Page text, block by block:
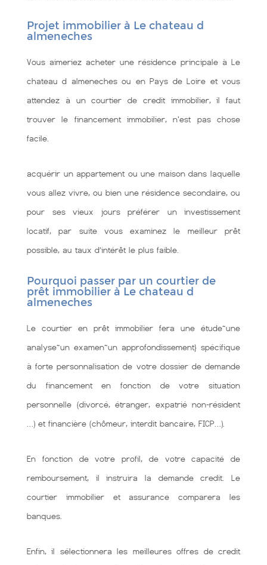
Projet immobilier à Le chateau d
almeneches
Vous aimeriez acheter une résidence principale à Le
chateau d almeneches ou en Pays de Loire et vous
attendez à un courtier de credit immobilier, il faut
trouver le financement immobilier, n'est pas chose
facile.
acquérir un appartement ou une maison dans laquelle
vous allez vivre, ou bien une résidence secondaire, ou
pour ses vieux jours préférer un investissement
locatif, par suite vous examinez le meilleur prêt
possible, au taux d’intérêt le plus faible.
Pourquoi passer par un courtier de
prêt immobilier à Le chateau d
almeneches
Le courtier en prêt immobilier fera une étude~une
analyse~un examen~un approfondissement} spécifique
à forte personnalisation de votre dossier de demande
du financement en fonction de votre situation
personnelle (divorcé, étranger, expatrié non-résident
…) et financière (chômeur, interdit bancaire, FICP…).
En fonction de votre profil, de votre capacité de
remboursement, il instruira la demande credit. Le
courtier immobilier et assurance comparera les
banques.
Enfin, il sélectionnera les meilleures offres de credit